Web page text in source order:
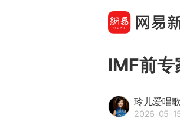
IMF前
玲儿爱唱歌
2026-05-